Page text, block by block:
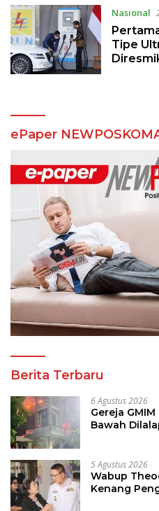
Nasional
Tipe
ePaper
Berita Terbaru
6 Agustus 2026
Gereja
Bawah
5 Agustus 2026
Wabup
Kenang